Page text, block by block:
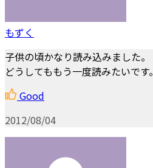
もずく
子供の頃かなり読み込みました。
どうしてももう一度読みたいです。
Good
2012/08/04